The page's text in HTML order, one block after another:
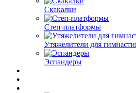
Скакалки
Степ-платформы
Утяжелители для
Эспандеры